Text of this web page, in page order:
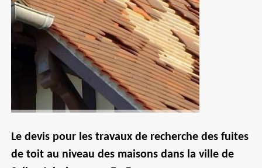
Le devis pour les travaux de recherche des fuites
de toit au niveau des maisons dans la ville de